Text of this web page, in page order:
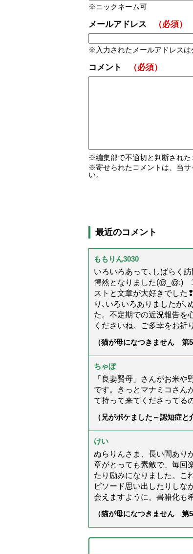
ニックネーム可
メールアドレス （必須）
入力されたメールアドレス
コメント （必須）
編集部で不適切と判断された
寄せられたコメントは、当
い。
最近のコメント
ももりん3030
いろいろあって､しばらく
愕然となりました(@_@;)
ストと文章が大好きでし
り､いろいろありましたが､
た。不定期での近況報告を
くださいね。ご多幸をお祈
（猫が母になつきません 第
ちゃぼ
「良妻賢母」さんがお米
です。きっとマナミコさん
て持って来てくださってる
（兄がボケました～認知症
けい
ぬらりんさま、長い間あり
章がとっても素敵で、毎回
たり励みになりました。こ
ピソード思い出したりしな
会えますように。書籍化も
（猫が母になつきません 第